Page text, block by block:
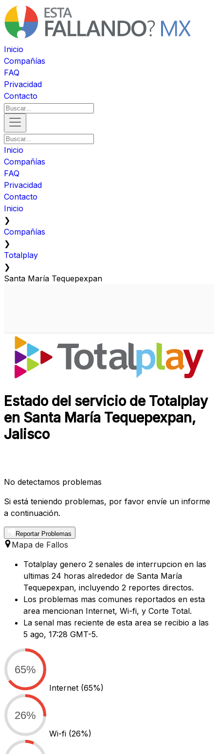
Inicio
Compañías
FAQ
Privacidad
Contacto
Inicio
Compañías
FAQ
Privacidad
Contacto
Inicio
❯
Compañías
❯
Totalplay
❯
Santa María Tequepexpan
Estado del servicio de Totalplay
en Santa María Tequepexpan,
Jalisco
No detectamos problemas
Si está teniendo problemas, por favor envíe un informe
a continuación.
Reportar Problemas
Mapa de Fallos
Totalplay genero 2 senales de interrupcion en las
ultimas 24 horas alrededor de Santa María
Tequepexpan, incluyendo 2 reportes directos.
Los problemas mas comunes reportados en esta
area mencionan Internet, Wi-fi, y Corte Total.
La senal mas reciente de esta area se recibio a las
5 ago, 17:28 GMT-5.
65%
Internet (65%)
26%
Wi-fi (26%)